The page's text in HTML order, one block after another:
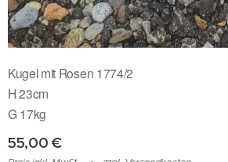
Kugel mit Rosen 1774/2
H 23cm
G 17kg
55,00 €